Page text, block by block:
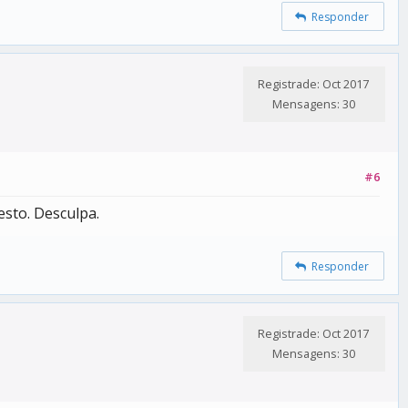
Responder
Registrade: Oct 2017
Mensagens: 30
#6
Desculpa.
Responder
Registrade: Oct 2017
Mensagens: 30